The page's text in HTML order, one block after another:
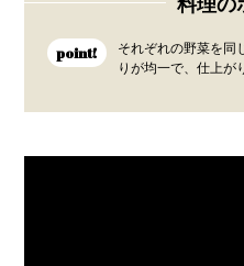
料理の
point!
それぞれの野菜を同
りが均一で、仕上が